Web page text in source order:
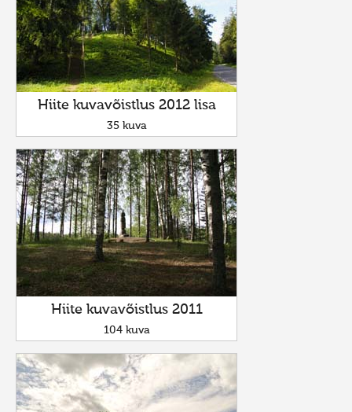
Hiite kuvavõistlus 2012 lisa
35 kuva
Hiite kuvavõistlus 2011
104 kuva